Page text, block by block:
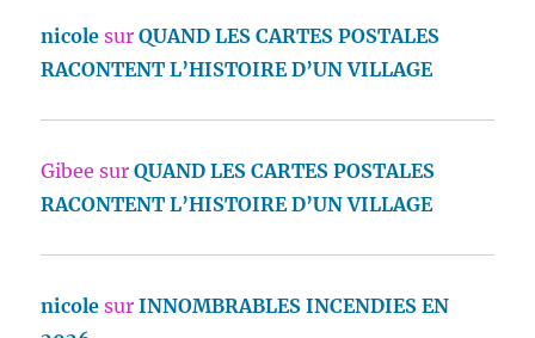
nicole surQUAND LES CARTES POSTALES
RACONTENT L’HISTOIRE D’UN VILLAGE
Gibee surQUAND LES CARTES POSTALES
RACONTENT L’HISTOIRE D’UN VILLAGE
nicole surINNOMBRABLES INCENDIES EN